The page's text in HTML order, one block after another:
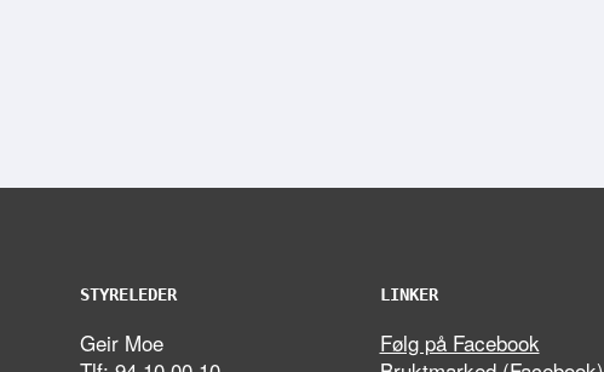
STYRELEDER
Geir Moe
LINKER
Følg på Facebook